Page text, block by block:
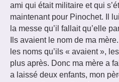
ami qui était militaire et qui
maintenant pour Pinochet. Il
la messe qu’il fallait qu’elle
Ils avaient le nom de ma
les noms qu’ils « avaient »,
plus après. Donc ma mère a
a laissé deux enfants, mon